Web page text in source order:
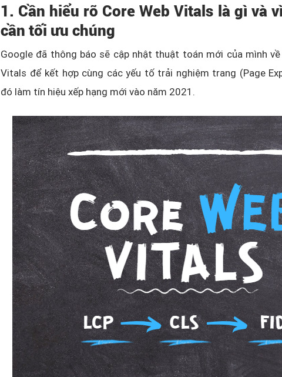
1. Cần hiểu rõ Core Web Vitals là gì và
cần tối ưu chúng
Google đã thông báo sẽ cập nhật thuật toán mới của mình
Vitals để kết hợp cùng các yếu tố trải nghiệm trang (Page
đó làm tín hiệu xếp hạng mới vào năm 2021.